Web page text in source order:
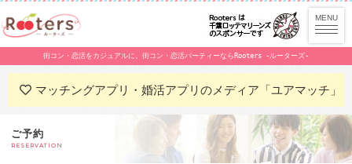
街コン・恋活をカジュアルに。街コン・恋活パーティーならRooters -ルーターズ-
マッチングアプリ・婚活アプリのメディア「ユアマッチ」
ご予約
RESERVATION